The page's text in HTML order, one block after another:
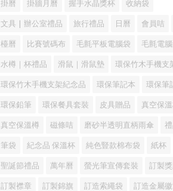
掛曆 掛牆月曆 握手水晶獎杯 收納袋
文具 | 辦公室禮品 旅行禮品 日曆 會員咭
檯曆 比賽號碼布 毛氈平板電腦袋 毛氈電
水樽｜杯禮品 滑鼠｜滑鼠墊 環保竹木手機支
環保竹木手機支架紀念品 環保筆記本 環保筆
環保鉛筆 環保餐具套裝 皮具贈品 真空保
真空保溫樽 磁條咭 磨砂半透明直柄雨傘
筆袋 紀念品 保溫杯 純色豎款棉布袋 紙杯
聖誕節禮品 萬年曆 螢光筆宣傳套裝 訂製
訂製襟章 訂製錦旗 訂造索繩袋 訂造金屬